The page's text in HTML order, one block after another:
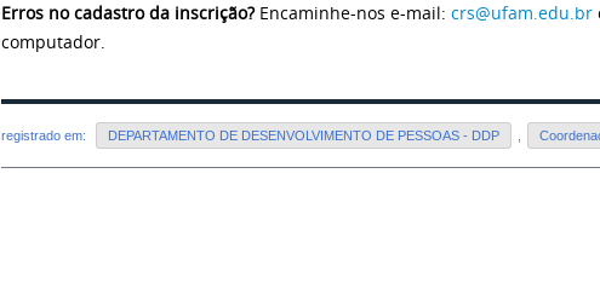
Erros no cadastro da inscrição?Encaminhe-nos e-mail: crs@ufam.edu.br
computador.
registrado em: DEPARTAMENTO DE DESENVOLVIMENTO DE PESSOAS - DDP